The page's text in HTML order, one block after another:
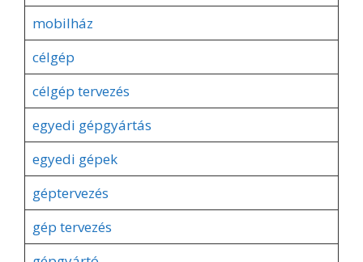
mobilház
célgép
célgép tervezés
egyedi gépgyártás
egyedi gépek
géptervezés
gép tervezés